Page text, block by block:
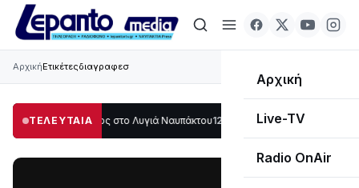
Αρχική
Live-TV
Radio OnAir
ΑρχικήΕτικέτεςδιαγραφεσ
ΤΕΛΕΥΤΑΙΑ
μέρος στο Λυγιά Ναυπάκτου12:08 Σε τροχιά υλοποίησης η